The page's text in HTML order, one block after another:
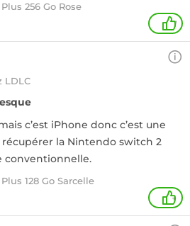
256 Go Rose
1
LDLC
c’est iPhone donc c’est une
récupérer la Nintendo switch 2
conventionnelle.
128 Go Sarcelle
+